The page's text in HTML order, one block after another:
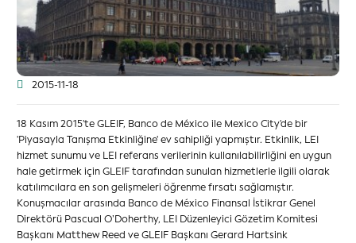
2015-11-18
18 Kasım 2015'te GLEIF, Banco de México ile Mexico City'de bir
'Piyasayla Tanışma Etkinliğine' ev sahipliği yapmıştır. Etkinlik, LEI
hizmet sunumu ve LEI referans verilerinin kullanılabilirliğini en uygun
hale getirmek için GLEIF tarafından sunulan hizmetlerle ilgili olarak
katılımcılara en son gelişmeleri öğrenme fırsatı sağlamıştır.
Konuşmacılar arasında Banco de México Finansal İstikrar Genel
Direktörü Pascual O’Doherthy, LEI Düzenleyici Gözetim Komitesi
Başkanı Matthew Reed ve GLEIF Başkanı Gerard Hartsink